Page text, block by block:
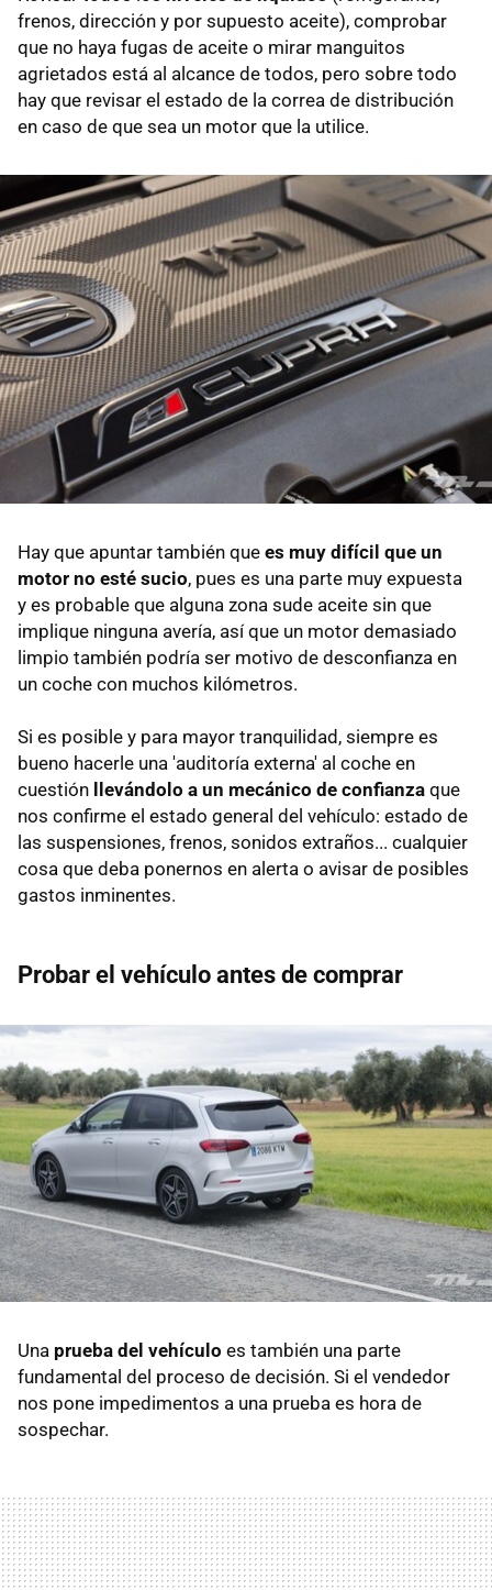
frenos, dirección y por supuesto aceite), comprobar
que no haya fugas de aceite o mirar manguitos
agrietados está al alcance de todos, pero sobre todo
hay que revisar el estado de la correa de distribución
en caso de que sea un motor que la utilice.
Hay que apuntar también que es muy difícil que un
motor no esté sucio, pues es una parte muy expuesta
y es probable que alguna zona sude aceite sin que
implique ninguna avería, así que un motor demasiado
limpio también podría ser motivo de desconfianza en
un coche con muchos kilómetros.
Si es posible y para mayor tranquilidad, siempre es
bueno hacerle una 'auditoría externa' al coche en
cuestión llevándolo a un mecánico de confianza que
nos confirme el estado general del vehículo: estado de
las suspensiones, frenos, sonidos extraños... cualquier
cosa que deba ponernos en alerta o avisar de posibles
gastos inminentes.
Probar el vehículo antes de comprar
Una prueba del vehículo es también una parte
fundamental del proceso de decisión. Si el vendedor
nos pone impedimentos a una prueba es hora de
sospechar.